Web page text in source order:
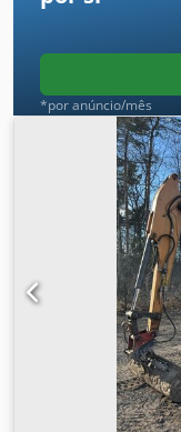
*por anúncio/mês